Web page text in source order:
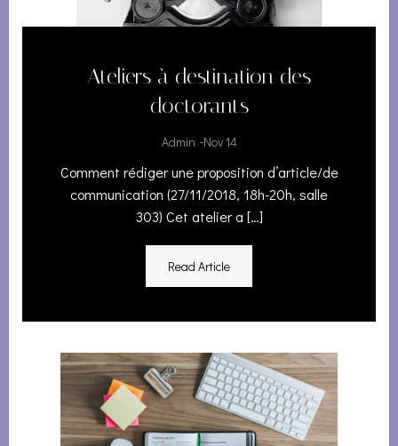
Ateliers à destination des
doctorants
Admin -Nov 14
Comment rédiger une proposition d’article/de
communication (27/11/2018, 18h-20h, salle
303) Cet atelier a […]
Read Article